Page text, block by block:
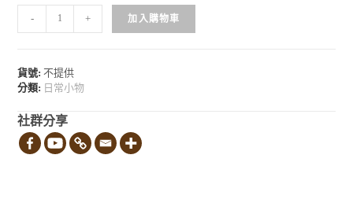
- + 加入購物車
貨號:不提供
分類: 日常小物
社群分享